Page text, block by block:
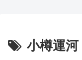
小樽運河